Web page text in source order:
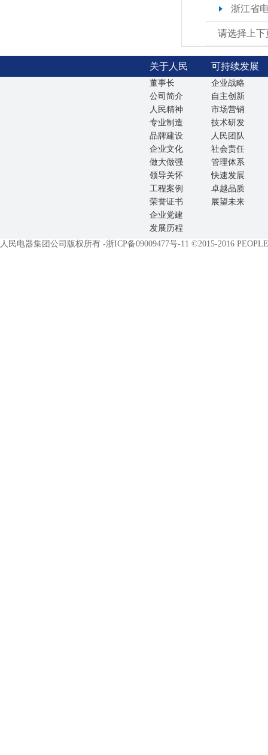
浙江省
请选择上下
关于人民 可持续发展
董事长
公司简介
人民精神
专业制造
品牌建设
企业文化
做大做强
领导关怀
工程案例
荣誉证书
企业党建
发展历程
企业战略
自主创新
市场营销
技术研发
人民团队
社会责任
管理体系
快速发展
卓越品质
展望未来
人民电器集团公司版权所有 -浙ICP备09009477号-11 ©2015-2016